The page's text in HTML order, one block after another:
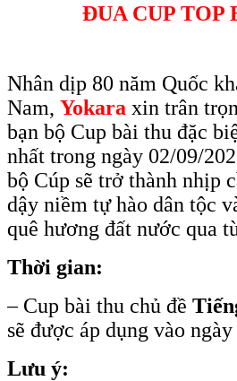
ĐUA CUP TOP
Nhân dịp 80 năm Quốc
Nam, Yokara xin trân
bạn bộ Cup bài thu đặc
nhất trong ngày 02/09/
bộ Cúp sẽ trở thành nhịp
dậy niềm tự hào dân tộc
quê hương đất nước qua
Thời gian:
– Cup bài thu chủ đề
sẽ được áp dụng vào ngày
Lưu ý: